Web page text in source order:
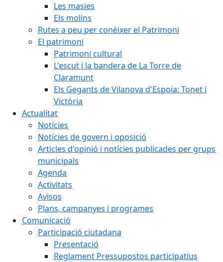
Les masies
Els molins
Rutes a peu per conèixer el Patrimoni
El patrimoni
Patrimoni cultural
L'escut i la bandera de La Torre de
Claramunt
Els Gegants de Vilanova d'Espoia: Tonet i
Victòria
Actualitat
Notícies
Notícies de govern i oposició
Articles d'opinió i notícies publicades per grups
municipals
Agenda
Activitats
Avisos
Plans, campanyes i programes
Comunicació
Participació ciutadana
Presentació
Reglament Pressupostos participatius